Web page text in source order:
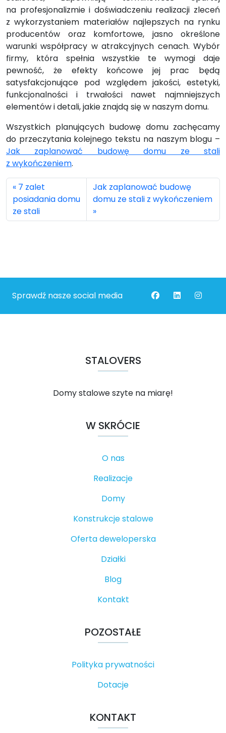
na profesjonalizmie i doświadczeniu realizacji zleceń
z wykorzystaniem materiałów najlepszych na rynku
producentów oraz komfortowe, jasno określone
warunki współpracy w atrakcyjnych cenach. Wybór
firmy, która spełnia wszystkie te wymogi daje
pewność, że efekty końcowe jej prac będą
satysfakcjonujące pod względem jakości, estetyki,
funkcjonalności i trwałości nawet najmniejszych
elementów i detali, jakie znajdą się w naszym domu.
Wszystkich planujących budowę domu zachęcamy
do przeczytania kolejnego tekstu na naszym blogu –
Jak zaplanować budowę domu ze stali
z wykończeniem.
7 zalet
posiadania domu
ze stali
Jak zaplanować budowę
domu ze stali z wykończeniem
Sprawdź nasze social media
STALOVERS
Domy stalowe szyte na miarę!
W SKRÓCIE
O nas
Realizacje
Domy
Konstrukcje stalowe
Oferta deweloperska
Działki
Blog
Kontakt
POZOSTAŁE
Polityka prywatności
Dotacje
KONTAKT